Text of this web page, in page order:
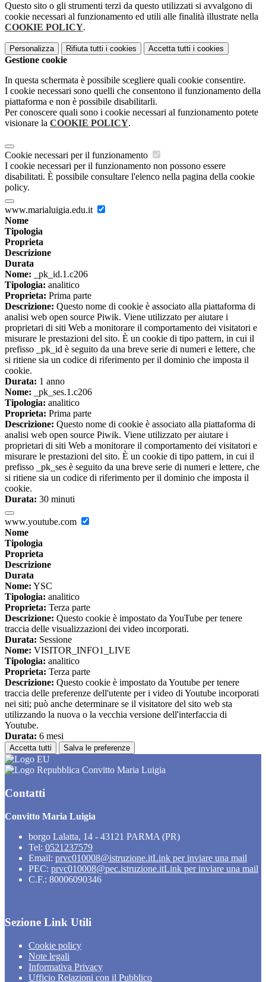
Questo sito o gli strumenti terzi da questo utilizzati si avvalgono di
cookie necessari al funzionamento ed utili alle finalità illustrate nella
COOKIE POLICY.
Personalizza Rifiuta tutti i cookies Accetta tutti i cookies
Gestione cookie
In questa schermata è possibile scegliere quali cookie consentire.
I cookie necessari sono quelli che consentono il funzionamento della
piattaforma e non è possibile disabilitarli.
Per conoscere quali sono i cookie necessari al funzionamento potete
visionare la COOKIE POLICY.
Cookie necessari per il funzionamento
I cookie necessari per il funzionamento non possono essere
disabilitati. È possibile consultare l'elenco nella pagina della cookie
policy.
www.marialuigia.edu.it
Nome
Tipologia
Proprieta
Descrizione
Durata
Nome: _pk_id.1.c206
Tipologia: analitico
Proprieta: Prima parte
Descrizione: Questo nome di cookie è associato alla piattaforma di
analisi web open source Piwik. Viene utilizzato per aiutare i
proprietari di siti Web a monitorare il comportamento dei visitatori e
misurare le prestazioni del sito. È un cookie di tipo pattern, in cui il
prefisso _pk_id è seguito da una breve serie di numeri e lettere, che
si ritiene sia un codice di riferimento per il dominio che imposta il
cookie.
Durata: 1 anno
Nome: _pk_ses.1.c206
Tipologia: analitico
Proprieta: Prima parte
Descrizione: Questo nome di cookie è associato alla piattaforma di
analisi web open source Piwik. Viene utilizzato per aiutare i
proprietari di siti Web a monitorare il comportamento dei visitatori e
misurare le prestazioni del sito. È un cookie di tipo pattern, in cui il
prefisso _pk_ses è seguito da una breve serie di numeri e lettere, che
si ritiene sia un codice di riferimento per il dominio che imposta il
cookie.
Durata: 30 minuti
www.youtube.com
Nome
Tipologia
Proprieta
Descrizione
Durata
Nome: YSC
Tipologia: analitico
Proprieta: Terza parte
Descrizione: Questo cookie è impostato da YouTube per tenere
traccia delle visualizzazioni dei video incorporati.
Durata: Sessione
Nome: VISITOR_INFO1_LIVE
Tipologia: analitico
Proprieta: Terza parte
Descrizione: Questo cookie è impostato da Youtube per tenere
traccia delle preferenze dell'utente per i video di Youtube incorporati
nei siti; può anche determinare se il visitatore del sito web sta
utilizzando la nuova o la vecchia versione dell'interfaccia di
Youtube.
Durata: 6 mesi
Accetta tutti Salva le preferenze
Convitto Maria Luigia
Contatti
Convitto Maria Luigia
borgo Lalatta, 14 - 43121 PARMA (PR)
Tel: 0521237579
Email: prvc010008@istruzione.itLink per inviare una mail
PEC: prvc010008@pec.istruzione.itLink per inviare una mail
C.F.: 80006090346
Sezione Link Utili
Cookie policy
Note legali
Informativa Privacy
Ufficio Relazioni con il Pubblico